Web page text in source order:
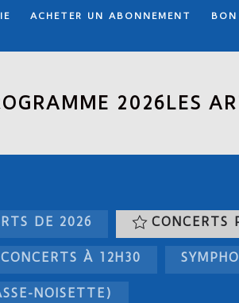
ACHETER UN ABONNEMENT BON
2026LES
DE 2026 CONCERTS
CONCERTS À 12H30
NOISETTE)